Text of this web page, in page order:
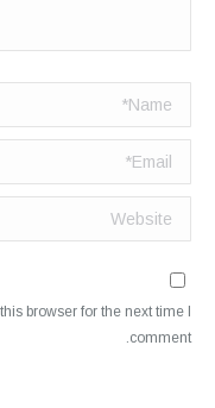
Name *
Email *
Website
browser for the next time I
comment.